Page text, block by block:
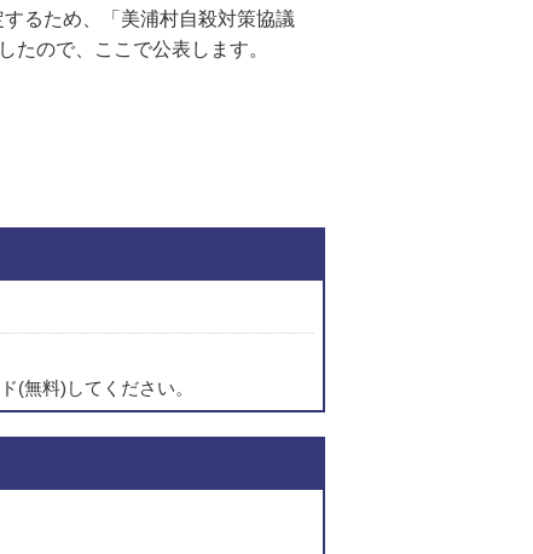
るため、「美浦村自殺対策協議
ので、ここで公表します。
(無料)してください。